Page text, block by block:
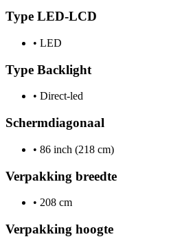
Type LED-LCD
• LED
Type Backlight
• Direct-led
Schermdiagonaal
• 86 inch (218 cm)
Verpakking breedte
• 208 cm
Verpakking hoogte